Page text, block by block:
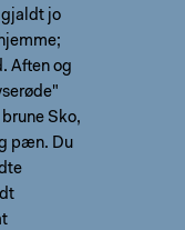
gjaldt jo
Aften og
Sko,
pæn. Du